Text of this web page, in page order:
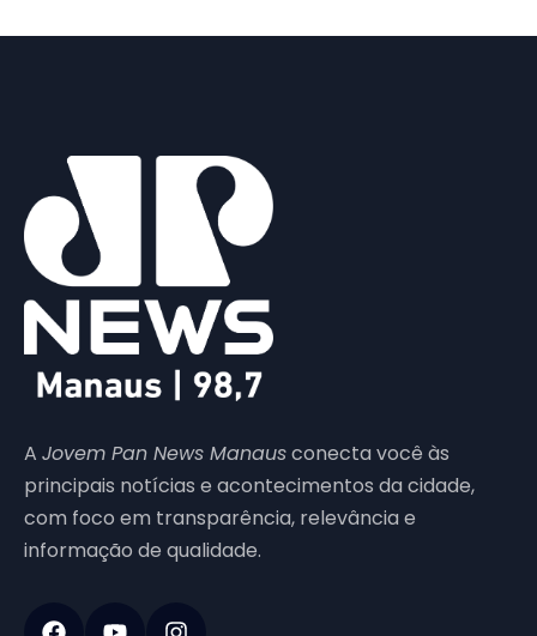
A Jovem Pan News Manausconecta você às
principais notícias e acontecimentos da cidade,
com foco em transparência, relevância e
informação de qualidade.